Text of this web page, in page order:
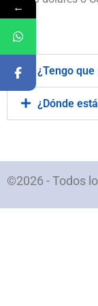
¿Tengo
¿Dónde
©2026 - Todos
←